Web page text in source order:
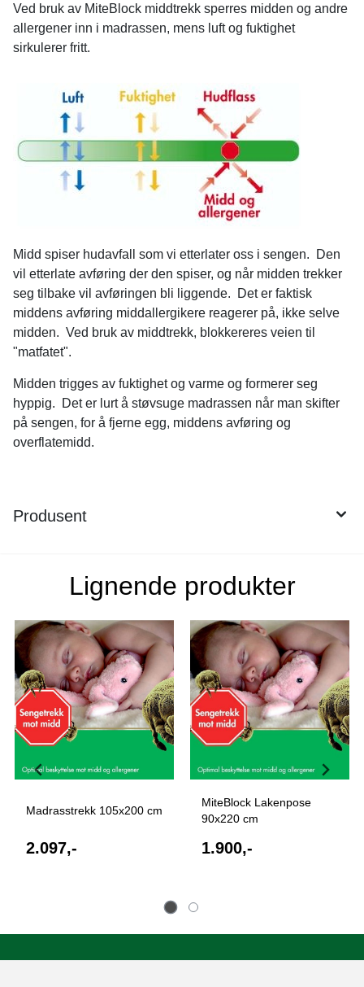
Ved bruk av MiteBlock middtrekk sperres midden og andre
allergener inn i madrassen, mens luft og fuktighet
sirkulerer fritt.
Midd spiser hudavfall som vi etterlater oss i sengen. Den
vil etterlate avføring der den spiser, og når midden trekker
seg tilbake vil avføringen bli liggende. Det er faktisk
middens avføring middallergikere reagerer på, ikke selve
midden. Ved bruk av middtrekk, blokkereres veien til
"matfatet".
Midden trigges av fuktighet og varme og formerer seg
hyppig. Det er lurt å støvsuge madrassen når man skifter
på sengen, for å fjerne egg, middens avføring og
overflatemidd.
Produsent
Lignende produkter
Madrasstrekk 105x200 cm
2.097,-
MiteBlock Lakenpose
90x220 cm
1.900,-